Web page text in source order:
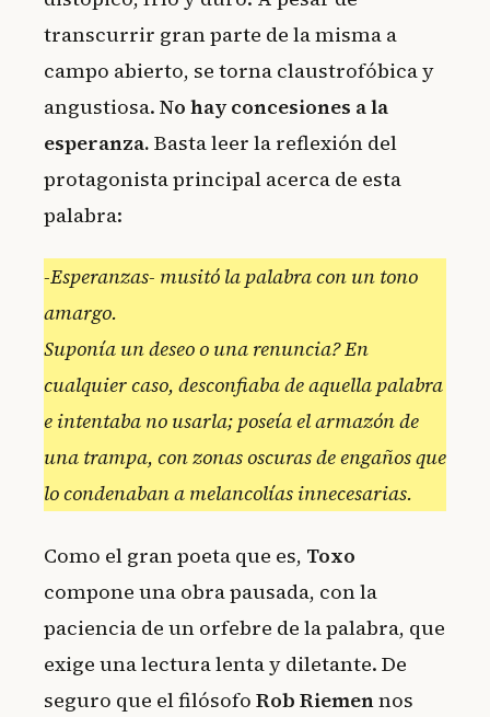
transcurrir gran parte de la misma a
campo abierto, se torna claustrofóbica y
angustiosa. No hay concesiones a la
esperanza. Basta leer la reflexión del
protagonista principal acerca de esta
palabra:
-Esperanzas- musitó la palabra con un tono
amargo.
Suponía un deseo o una renuncia? En
cualquier caso, desconfiaba de aquella palabra
e intentaba no usarla; poseía el armazón de
una trampa, con zonas oscuras de engaños que
lo condenaban a melancolías innecesarias.
Como el gran poeta que es, Toxo
compone una obra pausada, con la
paciencia de un orfebre de la palabra, que
exige una lectura lenta y diletante. De
seguro que el filósofo Rob Riemennos